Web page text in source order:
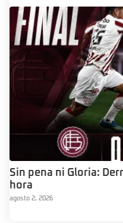
Sin pena ni Gloria:
hora
agosto 2, 2026